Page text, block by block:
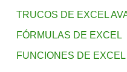
TRUCOS DE EXCEL
FÓRMULAS DE EXCEL
FUNCIONES DE EXCEL